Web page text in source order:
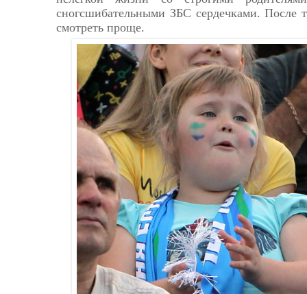
сногсшибательными ЗБС сердечками. После
смотреть проще.